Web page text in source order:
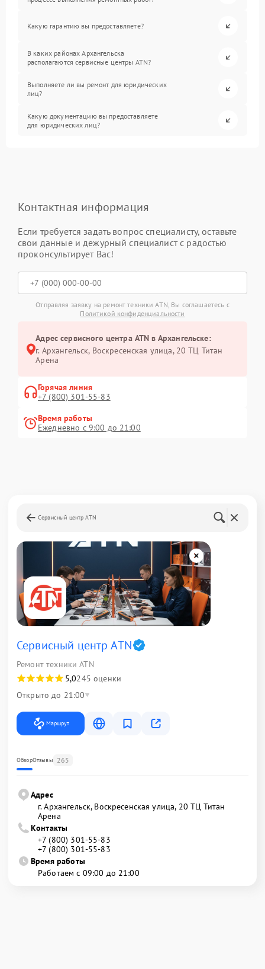
Какую гарантию вы предоставляете?
В каких районах Архангельска
располагаются сервисные центры ATN?
Выполняете ли вы ремонт для юридических
лиц?
Какую документацию вы предоставляете
для юридических лиц?
Контактная информация
Если требуется задать вопрос специалисту, оставьте
свои данные и дежурный специалист с радостью
проконсультирует Вас!
Отправляя заявку на ремонт техники ATN, Вы соглашаетесь с
Политикой конфиденциальности
Адрес сервисного центра ATN в Архангельске:
г. Архангельск, Воскресенская улица, 20 ТЦ Титан
Арена
Горячая линия
+7 (800) 301-55-83
Время работы
Ежедневно с 9:00 до 21:00
Сервисный центр ATN
Сервисный центр ATN
Ремонт техники ATN
5,0245 оценки
Открыто до 21:00
Маршрут
ОбзорОтзывы 265
Адрес
г. Архангельск, Воскресенская улица, 20 ТЦ Титан
Арена
Контакты
+7 (800) 301-55-83
+7 (800) 301-55-83
Время работы
Работаем с 09:00 до 21:00